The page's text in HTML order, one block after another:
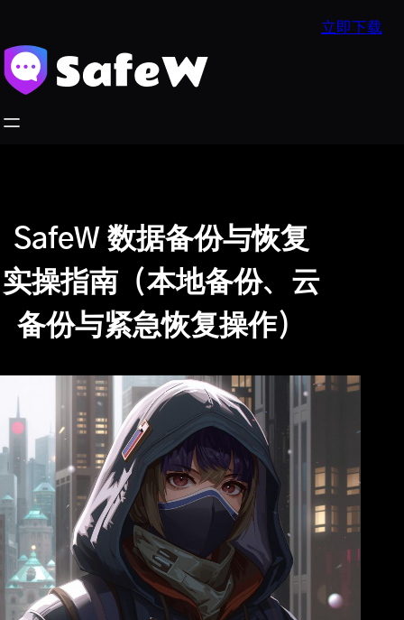
内
容
立即下载
SafeW 数据备份与恢复
实操指南（本地备份、云
备份与紧急恢复操作）